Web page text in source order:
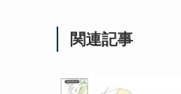
関連記事